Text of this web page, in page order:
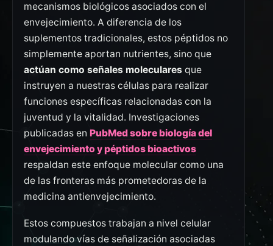
mecanismos biológicos asociados con el
envejecimiento. A diferencia de los
suplementos tradicionales, estos péptidos no
simplemente aportan nutrientes, sino que
actúan como señales moleculares que
instruyen a nuestras células para realizar
funciones específicas relacionadas con la
juventud y la vitalidad. Investigaciones
publicadas en PubMed sobre biología del
envejecimiento y péptidos bioactivos
respaldan este enfoque molecular como una
de las fronteras más prometedoras de la
medicina antienvejecimiento.
Estos compuestos trabajan a nivel celular
modulando vías de señalización asociadas